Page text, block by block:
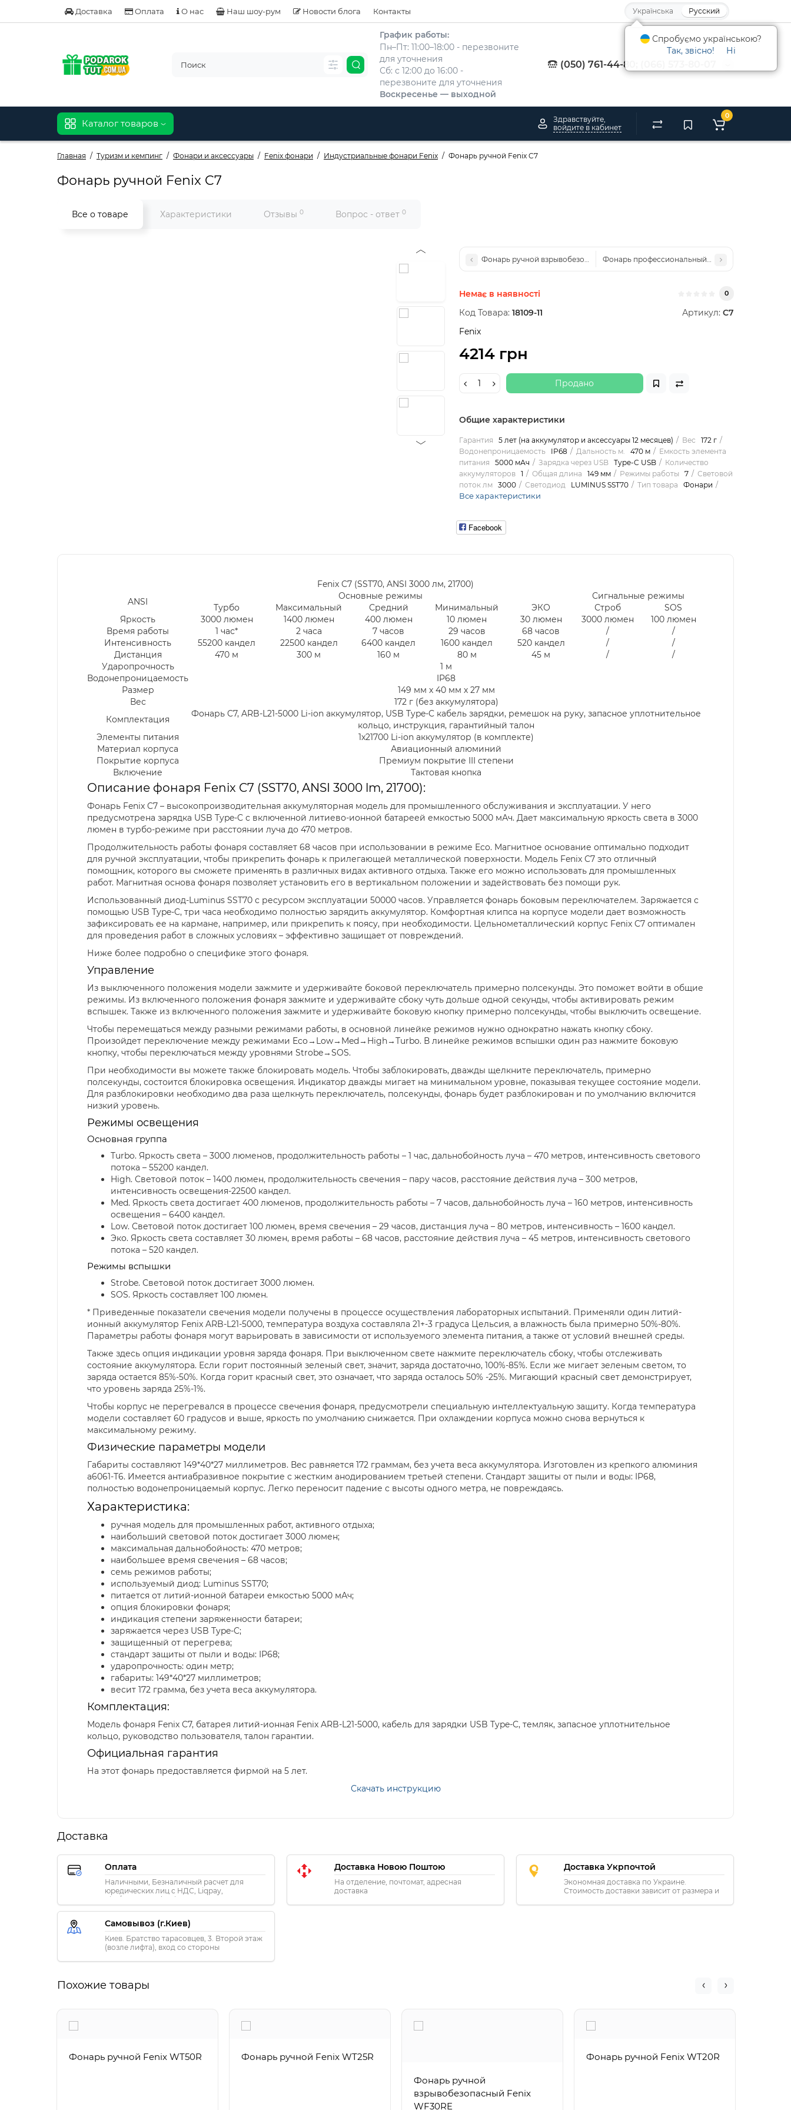
Доставка Оплата О нас Наш шоу-рум Новости блога Контакты Українська Русский
График работы:
Пн–Пт: 11:00–18:00 - перезвоните
для уточнения
Сб: с 12:00 до 16:00 -
перезвоните для уточнения
Воскресенье — выходной
(050) 761-44-80; (066) 573-80-07
Каталог товаров
Здравствуйте,
войдите в кабинет
0
Главная Туризм и кемпинг Фонари и аксессуары Fenix фонари Индустриальные фонари Fenix Фонарь ручной Fenix C7
Фонарь ручной Fenix C7
Все о товаре Характеристики Отзывы 0 Вопрос - ответ 0
Фонарь ручной взрывобезопасный Fenix WF30REФонарь профессиональный Fenix WF26R с
Немає в наявності 0
Код Товара: 18109-11 Артикул: C7
Fenix
4214 грн
Продано
Общие характеристики
Гарантия 5 лет (на аккумулятор и аксессуары 12 месяцев) Вес
172 г
Водонепроницаемость
IP68 Дальность м. 470 м
Емкость элемента
питания
5000 мАч Зарядка через USB Type-C USB
Количество
аккумуляторов
1 Общая длина 149 мм Режимы работы 7
Световой
поток лм
3000 Светодиод LUMINUS SST70 Тип товара Фонари
Все характеристики
Facebook
Fenix C7 (SST70, ANSI 3000 лм, 21700)
ANSI
Основные режимы
Сигнальные режимы
Турбо
Максимальный Средний Минимальный ЭКО Строб
SOS
Яркость
3000 люмен 1400 люмен 400 люмен 10 люмен 30 люмен 3000 люмен
100 люмен
Время работы
1 час* 2 часа 7 часов 29 часов 68 часов /
/
Интенсивность
55200 кандел 22500 кандел 6400 кандел 1600 кандел 520 кандел /
/
Дистанция
470 м 300 м 160 м 80 м 45 м /
/
Ударопрочность
1 м
Водонепроницаемость
IP68
Размер
149 мм х 40 мм х 27 мм
Вес
172 г (без аккумулятора)
Комплектация
Фонарь C7, ARB-L21-5000 Li-ion аккумулятор, USB Type-C кабель зарядки, ремешок на руку, запасное уплотнительное
кольцо, инструкция, гарантийный талон
Элементы питания
1x21700 Li-ion аккумулятор (в комплекте)
Материал корпуса
Авиационный алюминий
Покрытие корпуса
Премиум покрытие III степени
Включение
Тактовая кнопка
Описание фонаря Fenix C7 (SST70, ANSI 3000 lm, 21700):
Фонарь Fenix C7 – высокопроизводительная аккумуляторная модель для промышленного обслуживания и эксплуатации. У него
предусмотрена зарядка USB Type-C с включенной литиево-ионной батареей емкостью 5000 мАч. Дает максимальную яркость света в 3000
люмен в турбо-режиме при расстоянии луча до 470 метров.
Продолжительность работы фонаря составляет 68 часов при использовании в режиме Eco. Магнитное основание оптимально подходит
для ручной эксплуатации, чтобы прикрепить фонарь к прилегающей металлической поверхности. Модель Fenix C7 это отличный
помощник, которого вы сможете применять в различных видах активного отдыха. Также его можно использовать для промышленных
работ. Магнитная основа фонаря позволяет установить его в вертикальном положении и задействовать без помощи рук.
Использованный диод-Luminus SST70 с ресурсом эксплуатации 50000 часов. Управляется фонарь боковым переключателем. Заряжается с
помощью USB Type-C, три часа необходимо полностью зарядить аккумулятор. Комфортная клипса на корпусе модели дает возможность
зафиксировать ее на кармане, например, или прикрепить к поясу, при необходимости. Цельнометаллический корпус Fenix C7 оптимален
для проведения работ в сложных условиях – эффективно защищает от повреждений.
Ниже более подробно о специфике этого фонаря.
Управление
Из выключенного положения модели зажмите и удерживайте боковой переключатель примерно полсекунды. Это поможет войти в общие
режимы. Из включенного положения фонаря зажмите и удерживайте сбоку чуть дольше одной секунды, чтобы активировать режим
вспышек. Также из включенного положения зажмите и удерживайте боковую кнопку примерно полсекунды, чтобы выключить освещение.
Чтобы перемещаться между разными режимами работы, в основной линейке режимов нужно однократно нажать кнопку сбоку.
Произойдет переключение между режимами Eco→Low→Med→High→Turbo. В линейке режимов вспышки один раз нажмите боковую
кнопку, чтобы переключаться между уровнями Strobe→SOS.
При необходимости вы можете также блокировать модель. Чтобы заблокировать, дважды щелкните переключатель, примерно
полсекунды, состоится блокировка освещения. Индикатор дважды мигает на минимальном уровне, показывая текущее состояние модели.
Для разблокировки необходимо два раза щелкнуть переключатель, полсекунды, фонарь будет разблокирован и по умолчанию включится
низкий уровень.
Режимы освещения
Основная группа
Turbo. Яркость света – 3000 люменов, продолжительность работы – 1 час, дальнобойность луча – 470 метров, интенсивность светового
потока – 55200 кандел.
High. Световой поток – 1400 люмен, продолжительность свечения – пару часов, расстояние действия луча – 300 метров,
интенсивность освещения-22500 кандел.
Med. Яркость света достигает 400 люменов, продолжительность работы – 7 часов, дальнобойность луча – 160 метров, интенсивность
освещения – 6400 кандел.
Low. Световой поток достигает 100 люмен, время свечения – 29 часов, дистанция луча – 80 метров, интенсивность – 1600 кандел.
Эко. Яркость света составляет 30 люмен, время работы – 68 часов, расстояние действия луча – 45 метров, интенсивность светового
потока – 520 кандел.
Режимы вспышки
Strobe. Световой поток достигает 3000 люмен.
SOS. Яркость составляет 100 люмен.
* Приведенные показатели свечения модели получены в процессе осуществления лабораторных испытаний. Применяли один литий-
ионный аккумулятор Fenix ARB-L21-5000, температура воздуха составляла 21+-3 градуса Цельсия, а влажность была примерно 50%-80%.
Параметры работы фонаря могут варьировать в зависимости от используемого элемента питания, а также от условий внешней среды.
Также здесь опция индикации уровня заряда фонаря. При выключенном свете нажмите переключатель сбоку, чтобы отслеживать
состояние аккумулятора. Если горит постоянный зеленый свет, значит, заряда достаточно, 100%-85%. Если же мигает зеленым светом, то
заряда остается 85%-50%. Когда горит красный свет, это означает, что заряда осталось 50% -25%. Мигающий красный свет демонстрирует,
что уровень заряда 25%-1%.
Чтобы корпус не перегревался в процессе свечения фонаря, предусмотрели специальную интеллектуальную защиту. Когда температура
модели составляет 60 градусов и выше, яркость по умолчанию снижается. При охлаждении корпуса можно снова вернуться к
максимальному режиму.
Физические параметры модели
Габариты составляют 149*40*27 миллиметров. Вес равняется 172 граммам, без учета веса аккумулятора. Изготовлен из крепкого алюминия
а6061-Т6. Имеется антиабразивное покрытие с жестким анодированием третьей степени. Стандарт защиты от пыли и воды: IP68,
полностью водонепроницаемый корпус. Легко переносит падение с высоты одного метра, не повреждаясь.
Характеристика:
ручная модель для промышленных работ, активного отдыха;
наибольший световой поток достигает 3000 люмен;
максимальная дальнобойность: 470 метров;
наибольшее время свечения – 68 часов;
семь режимов работы;
используемый диод: Luminus SST70;
питается от литий-ионной батареи емкостью 5000 мАч;
опция блокировки фонаря;
индикация степени заряженности батареи;
заряжается через USB Type-C;
защищенный от перегрева;
стандарт защиты от пыли и воды: IP68;
ударопрочность: один метр;
габариты: 149*40*27 миллиметров;
весит 172 грамма, без учета веса аккумулятора.
Комплектация:
Модель фонаря Fenix C7, батарея литий-ионная Fenix ARB-L21-5000, кабель для зарядки USB Type-C, темляк, запасное уплотнительное
кольцо, руководство пользователя, талон гарантии.
Официальная гарантия
На этот фонарь предоставляется фирмой на 5 лет.
Скачать инструкцию
Доставка
Оплата
Наличными, Безналичный расчет для
юредических лиц с НДС, Liqpay,
Visa/MasterCard, Privat24
Доставка Новою Поштою
На отделение, почтомат, адресная
доставка
Доставка Укрпочтой
Экономная доставка по Украине.
Стоимость доставки зависит от размера и
Самовывоз (г.Киев)
Киев. Братство тарасовцев, 3. Второй этаж
(возле лифта), вход со стороны
Похожие товары
Фонарь ручной Fenix WT50R Фонарь ручной Fenix WT25R
Фонарь ручной
взрывобезопасный Fenix
WF30RE
Фонарь ручной Fenix WT20R
Спробуємо українською?
Так, звісно!
Ні